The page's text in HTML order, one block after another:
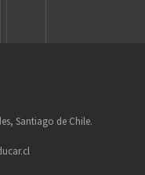
Santiago de Chile.